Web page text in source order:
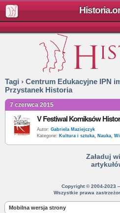
Tagi › Centrum Edukacyjne IPN
Przystanek Historia
7 czerwca 2015
V Festiwal Komiksów
Autor: Gabriela Maziejczyk
Kategorie: Kultura i sztuka, Nauka,
Załaduj
Copyright © 2004-2023
Wszystkie prawa
Mobilna wersja strony